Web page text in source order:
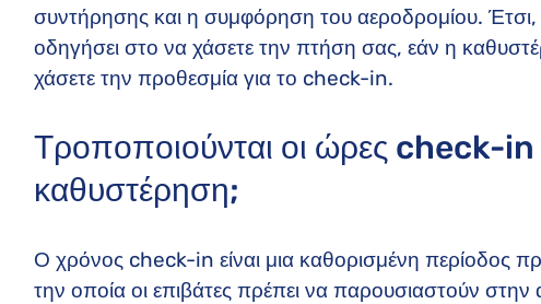
συντήρησης και η συμφόρηση του αεροδρομίου.
οδηγήσει στο να χάσετε την πτήση σας, εάν η
χάσετε την προθεσμία για το check-in.
Τροποποιούνται οι ώρες check-in
καθυστέρηση;
Ο χρόνος check-in είναι μια καθορισμένη περίοδος
την οποία οι επιβάτες πρέπει να παρουσιαστούν στην